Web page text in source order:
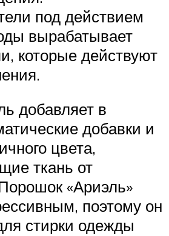
под действием
вырабатывает
которые действуют
добавляет в
добавки и
цвета,
ткань от
«Ариэль»
поэтому он
стирки одежды